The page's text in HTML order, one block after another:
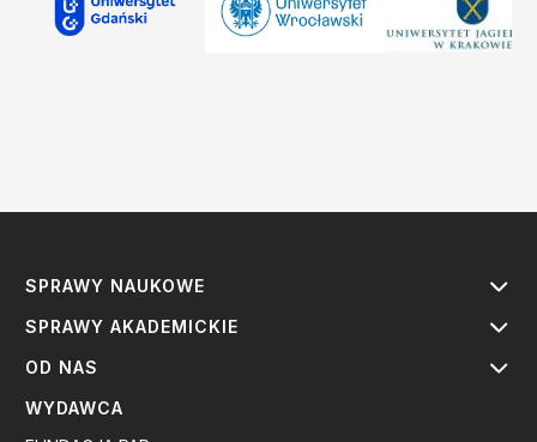
SPRAWY NAUKOWE
SPRAWY AKADEMICKIE
OD NAS
WYDAWCA